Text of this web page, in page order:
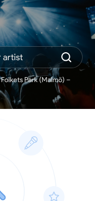
Park (Malmö) –